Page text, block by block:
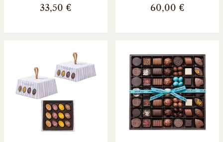
33,50 € 60,00 €